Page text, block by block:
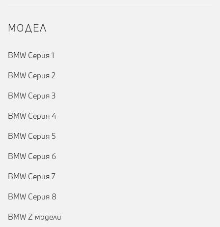
MOДЕЛ
BMW Серия 1
BMW Серия 2
BMW Серия 3
BMW Серия 4
BMW Серия 5
BMW Серия 6
BMW Серия 7
BMW Серия 8
BMW Z модели